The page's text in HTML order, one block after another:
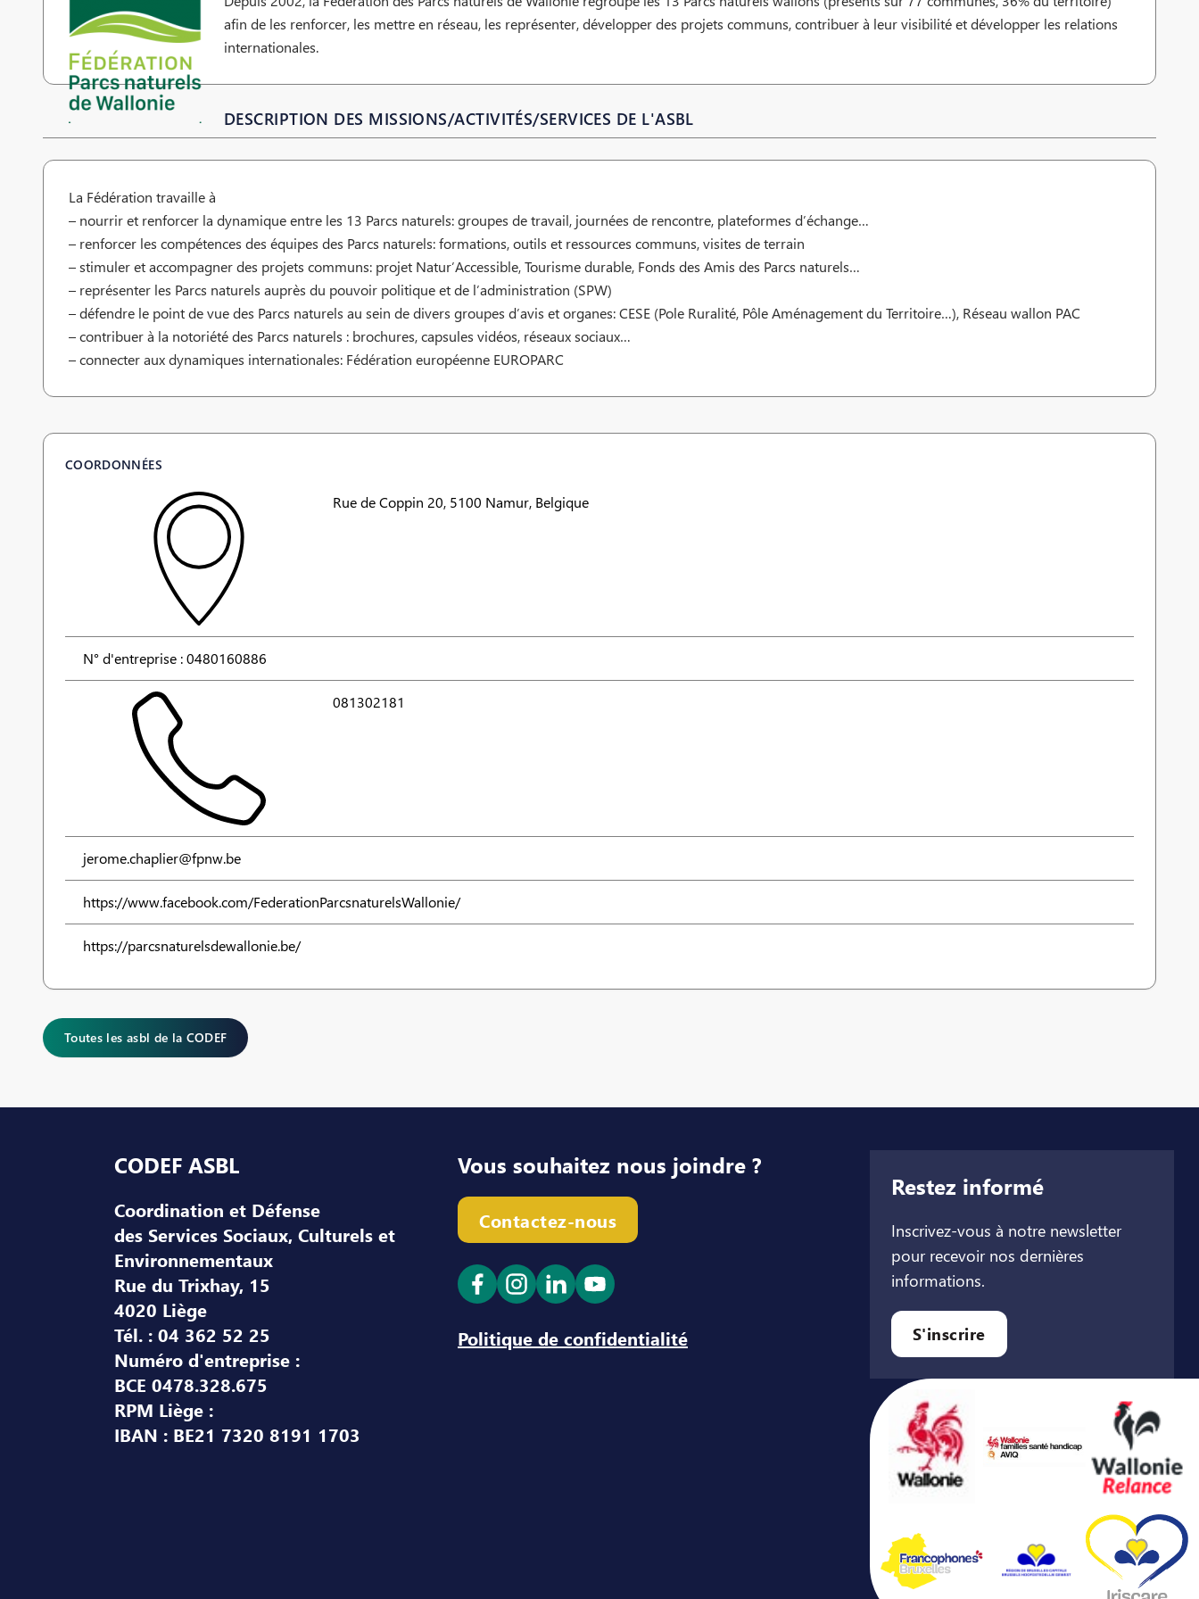
afin de les renforcer, les mettre en réseau, les représenter, développer des projets communs, contribuer à leur visibilité et développer les relations
internationales.
DESCRIPTION DES MISSIONS/ACTIVITÉS/SERVICES DE L'ASBL
La Fédération travaille à
– nourrir et renforcer la dynamique entre les 13 Parcs naturels: groupes de travail, journées de rencontre, plateformes d’échange…
– renforcer les compétences des équipes des Parcs naturels: formations, outils et ressources communs, visites de terrain
– stimuler et accompagner des projets communs: projet Natur’Accessible, Tourisme durable, Fonds des Amis des Parcs naturels…
– représenter les Parcs naturels auprès du pouvoir politique et de l’administration (SPW)
– défendre le point de vue des Parcs naturels au sein de divers groupes d’avis et organes: CESE (Pole Ruralité, Pôle Aménagement du Territoire…), Réseau wallon PAC
– contribuer à la notoriété des Parcs naturels : brochures, capsules vidéos, réseaux sociaux…
– connecter aux dynamiques internationales: Fédération européenne EUROPARC
COORDONNÉES
Rue de Coppin 20, 5100 Namur, Belgique
N° d'entreprise : 0480160886
081302181
jerome.chaplier@fpnw.be
https://www.facebook.com/FederationParcsnaturelsWallonie/
https://parcsnaturelsdewallonie.be/
Toutes les asbl de la CODEF
Pied de page
CODEF ASBL
Coordination et Défense
des Services Sociaux, Culturels et
Environnementaux
Rue du Trixhay, 15
4020 Liège
Tél. : 04 362 52 25
Numéro d'entreprise :
BCE 0478.328.675
RPM Liège :
IBAN : BE21 7320 8191 1703
Vous souhaitez nous joindre ?
Contactez-nous
Ouvrir le lien dans un nouvel onglet
Ouvrir le lien dans un nouvel onglet
Ouvrir le lien dans un nouvel onglet
Ouvrir le lien dans un nouvel onglet
Politique de confidentialité
Restez informé
Inscrivez-vous à notre newsletter
pour recevoir nos dernières
informations.
S'inscrire
Avec le soutien de ...